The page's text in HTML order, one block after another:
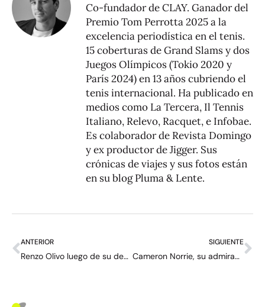
Co-fundador de CLAY. Ganador del
Premio Tom Perrotta 2025 a la
excelencia periodística en el tenis.
15 coberturas de Grand Slams y dos
Juegos Olímpicos (Tokio 2020 y
París 2024) en 13 años cubriendo el
tenis internacional. Ha publicado en
medios como La Tercera, Il Tennis
Italiano, Relevo, Racquet, e Infobae.
Es colaborador de Revista Domingo
y ex productor de Jigger. Sus
crónicas de viajes y sus fotos están
en su blogPluma & Lente.
ANTERIOR
Renzo Olivo luego de su descalificación: “Los árbitros y la ATP abusan de su poder”
SIGUIENTE
Cameron Norrie, su admiración por Andy Murray y un deseo: “Quiero verlo disfrutar un poco más de los momentos difíciles de los partidos”